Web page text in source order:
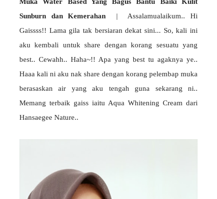
Muka Water Based Yang Bagus Bantu Baiki Kulit
Sunburn dan Kemerahan
| Assalamualaikum.. Hi
Gaissss!! Lama gila tak bersiaran dekat sini... So, kali ini
aku kembali untuk share dengan korang sesuatu yang
best.. Cewahh.. Haha~!! Apa yang best tu agaknya ye..
Haaa kali ni aku nak share dengan korang pelembap muka
berasaskan air yang aku tengah guna sekarang ni..
Memang terbaik gaiss iaitu Aqua Whitening Cream dari
Hansaegee Nature..